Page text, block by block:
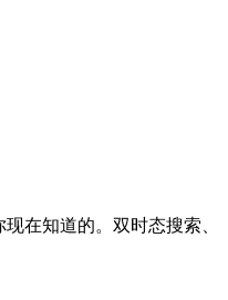
在知道的。双时态搜索、